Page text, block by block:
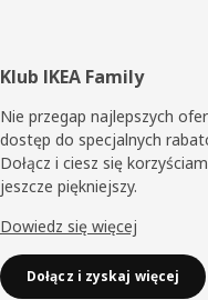
Stopka
Klub IKEA Family
Nie przegap najlepszych
dostęp do specjalnych
Dołącz i ciesz się
jeszcze piękniejszy.
Dowiedz się więcej
Dołącz i zyskaj więcej